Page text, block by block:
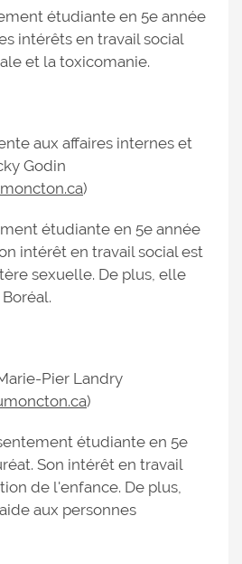
étudiante en 5e année
intérêts en travail social
et la toxicomanie.
aux affaires internes et
Godin
)
étudiante en 5e année
intérêt en travail social est
sexuelle. De plus, elle
Pier Landry
)
étudiante en 5e
Son intérêt en travail
de l'enfance. De plus,
aux personnes